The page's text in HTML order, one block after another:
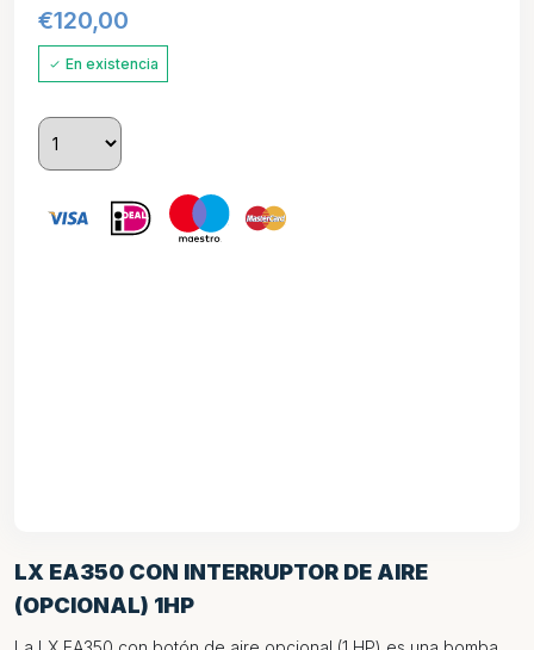
LX EA350 CON INTERRUPTOR DE AIRE
(OPCIONAL) 1HP
€120,00
En existencia